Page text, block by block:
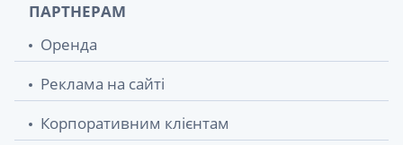
ПАРТНЕРАМ
Оренда
Реклама на сайті
Корпоративним клієнтам